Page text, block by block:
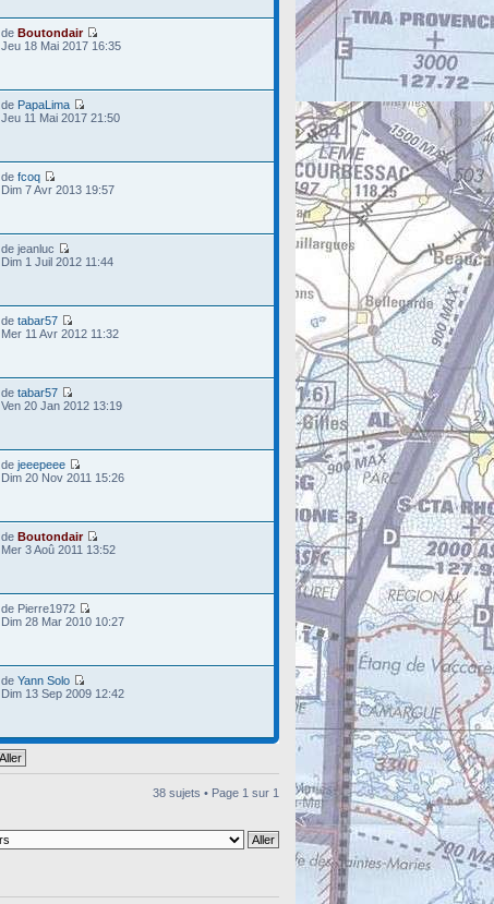
de Boutondair
Jeu 18 Mai 2017 16:35
de PapaLima
Jeu 11 Mai 2017 21:50
de fcoq
Dim 7 Avr 2013 19:57
de jeanluc
Dim 1 Juil 2012 11:44
de tabar57
Mer 11 Avr 2012 11:32
de tabar57
Ven 20 Jan 2012 13:19
de jeeepeee
Dim 20 Nov 2011 15:26
de Boutondair
Mer 3 Aoû 2011 13:52
de Pierre1972
Dim 28 Mar 2010 10:27
de Yann Solo
Dim 13 Sep 2009 12:42
38 sujets • Page 1 sur 1